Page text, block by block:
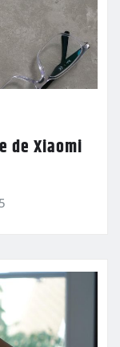
de Xiaomi